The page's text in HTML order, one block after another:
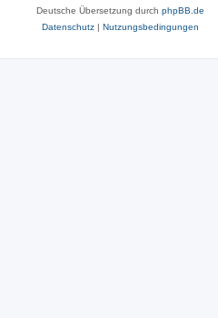
Deutsche Übersetzung durch phpBB.de
Datenschutz | Nutzungsbedingungen